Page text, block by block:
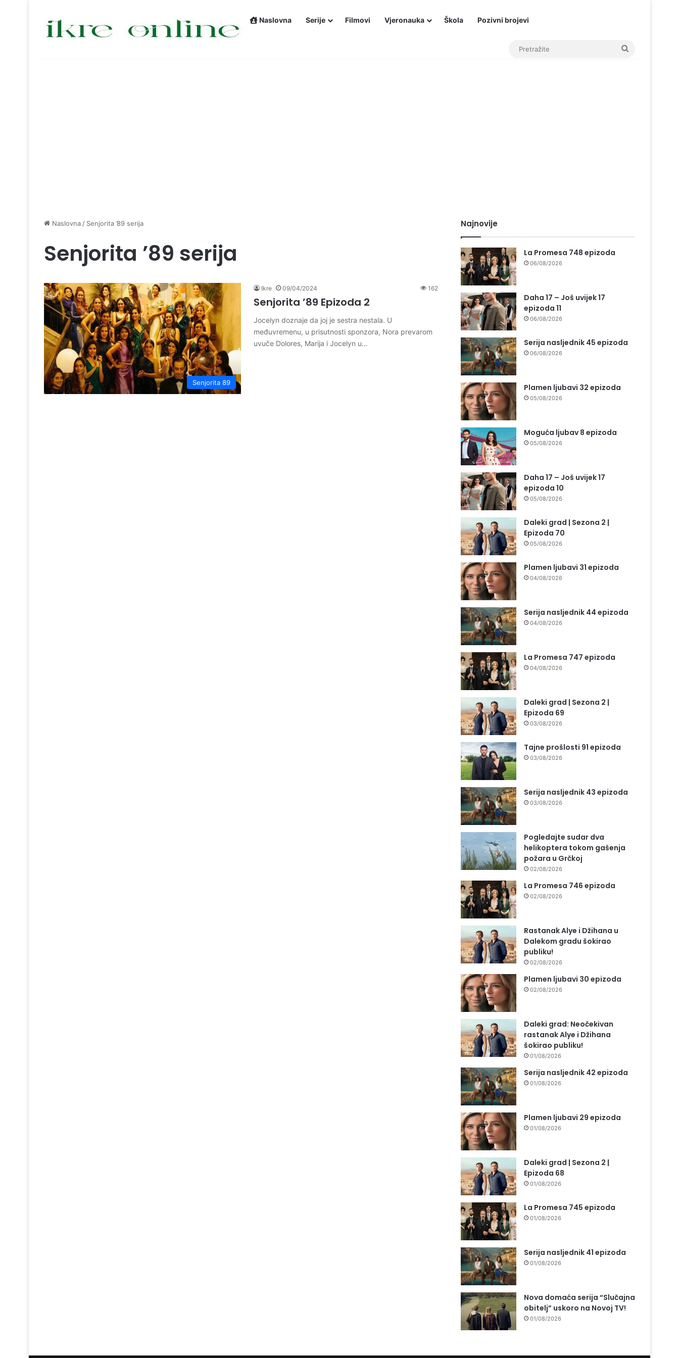
Naslovna Serije Filmovi Vjeronauka Škola Pozivni brojevi
Naslovna / Senjorita ’89 serija
Senjorita ’89 serija
Senjorita 89
Ikre 09/04/2024 162
Senjorita ’89 Epizoda 2
Jocelyn doznaje da joj je sestra nestala. U
međuvremenu, u prisutnosti sponzora, Nora prevarom
uvuče Dolores, Marija i Jocelyn u…
Najnovije
La Promesa 748 epizoda
06/08/2026
Daha 17 – Još uvijek 17
epizoda 11
06/08/2026
Serija nasljednik 45 epizoda
06/08/2026
Plamen ljubavi 32 epizoda
05/08/2026
Moguća ljubav 8 epizoda
05/08/2026
Daha 17 – Još uvijek 17
epizoda 10
05/08/2026
Daleki grad | Sezona 2 |
Epizoda 70
05/08/2026
Plamen ljubavi 31 epizoda
04/08/2026
Serija nasljednik 44 epizoda
04/08/2026
La Promesa 747 epizoda
04/08/2026
Daleki grad | Sezona 2 |
Epizoda 69
03/08/2026
Tajne prošlosti 91 epizoda
03/08/2026
Serija nasljednik 43 epizoda
03/08/2026
Pogledajte sudar dva
helikoptera tokom gašenja
požara u Grčkoj
02/08/2026
La Promesa 746 epizoda
02/08/2026
Rastanak Alye i Džihana u
Dalekom gradu šokirao
publiku!
02/08/2026
Plamen ljubavi 30 epizoda
02/08/2026
Daleki grad: Neočekivan
rastanak Alye i Džihana
šokirao publiku!
01/08/2026
Serija nasljednik 42 epizoda
01/08/2026
Plamen ljubavi 29 epizoda
01/08/2026
Daleki grad | Sezona 2 |
Epizoda 68
01/08/2026
La Promesa 745 epizoda
01/08/2026
Serija nasljednik 41 epizoda
01/08/2026
Nova domaća serija “Slučajna
obitelj” uskoro na Novoj TV!
01/08/2026